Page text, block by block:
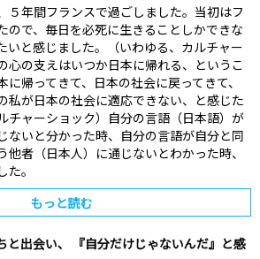
５年間フランスで過ごしました。当初はフ
ので、毎日を必死に生きることしかできな
いと感じました。（いわゆる、カルチャー
心の支えはいつか日本に帰れる、というこ
帰ってきて、日本の社会に戻ってきて、
私が日本の社会に適応できない、と感じた
チャーショック）自分の言語（日本語）が
ないと分かった時、自分の言語が自分と同
他者（日本人）に通じないとわかった時、
。
もっと読む
と出会い、 『自分だけじゃないんだ』と感